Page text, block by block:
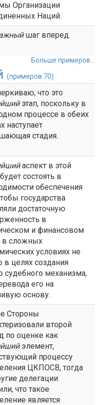
Организации
Наций.
шаг вперед.
Больше примеров...
(примеров 70)
что это
этап, поскольку в
процессе в обеих
наступает
стадия.
аспект в этой
состоять в
обеспечения
государства
достаточную
в
и финансовом
в сложных
условиях не
в целях создания
судебного механизма,
его на
основу.
Стороны
второй
по оценке как
элемент,
процессу
ЦКПОСВ, тогда
делегации
что такое
является